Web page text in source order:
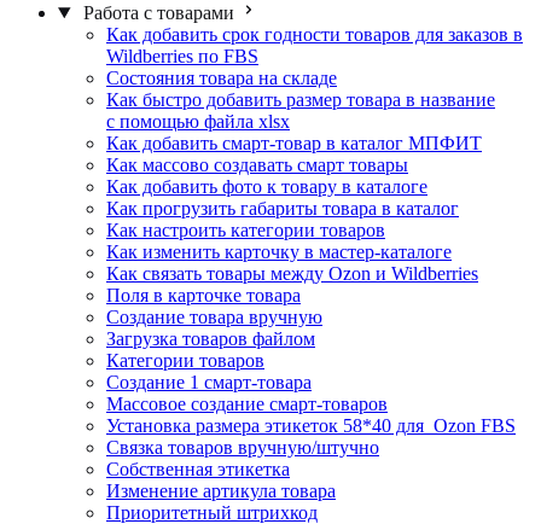
Работа с товарами
Как добавить срок годности товаров для заказов в
Wildberries по FBS
Состояния товара на складе
Как быстро добавить размер товара в название
с помощью файла xlsx
Как добавить смарт-товар в каталог МПФИТ
Как массово создавать смарт товары
Как добавить фото к товару в каталоге
Как прогрузить габариты товара в каталог
Как настроить категории товаров
Как изменить карточку в мастер-каталоге
Как связать товары между Ozon и Wildberries
Поля в карточке товара
Создание товара вручную
Загрузка товаров файлом
Категории товаров
Создание 1 смарт-товара
Массовое создание смарт-товаров
Установка размера этикеток 58*40 для Ozon FBS
Связка товаров вручную/штучно
Собственная этикетка
Изменение артикула товара
Приоритетный штрихкод